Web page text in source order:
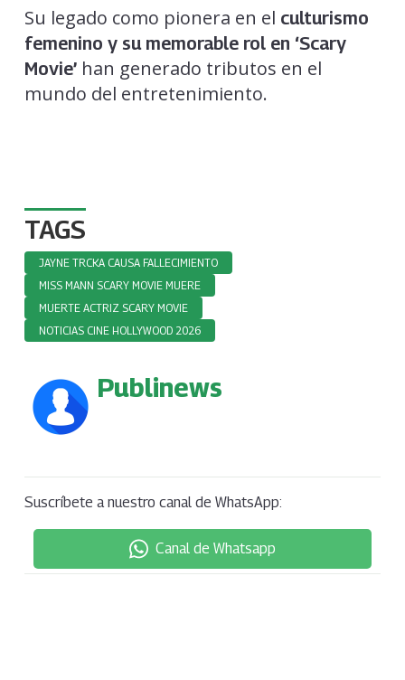
Su legado como pionera en el culturismo
femenino y su memorable rol en ‘Scary
Movie’han generado tributos en el
mundo del entretenimiento.
TAGS
JAYNE TRCKA CAUSA FALLECIMIENTO
MISS MANN SCARY MOVIE MUERE
MUERTE ACTRIZ SCARY MOVIE
NOTICIAS CINE HOLLYWOOD 2026
Publinews
Suscríbete a nuestro canal de WhatsApp:
Canal de Whatsapp